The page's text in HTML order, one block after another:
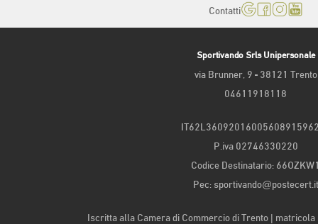
Contatti
Sportivando Srls Unipersonale
via Brunner, 9 - 38121 Trento
04611918118
P.iva 02746330220
Codice Destinatario:
Pec: sportivando@postecert.it
Iscritta alla Camera di Commercio di Trento |